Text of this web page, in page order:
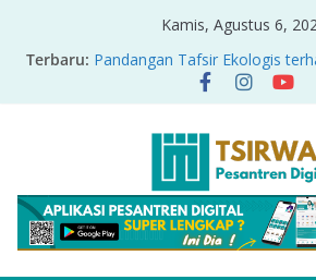
Kamis, Agustus 6,
Terbaru: Pandangan Tafsir Ekologis
Nikel di Raja Ampat
PRODUK RELASI KUASA-
Sirah Nabawiyah
Oversharing dan Privasi dalam
Ayat Bicara Soal Curhat di
Menyikapi Fatherless, Kisah
Cerminan